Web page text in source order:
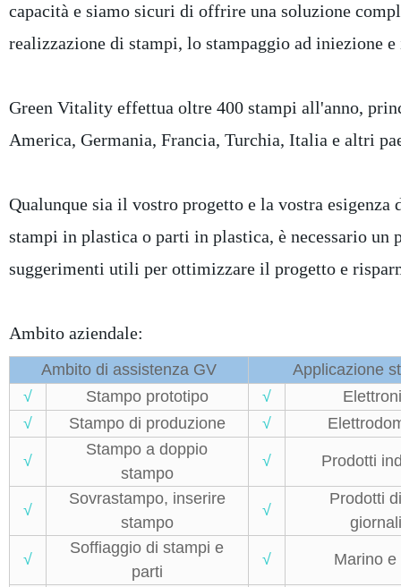
capacità e siamo sicuri di offrire una soluzione
realizzazione di stampi, lo stampaggio ad iniezione
Green Vitality effettua oltre 400 stampi all'anno,
America, Germania, Francia, Turchia, Italia e altri
Qualunque sia il vostro progetto e la vostra
stampi in plastica o parti in plastica, è necessario
suggerimenti utili per ottimizzare il progetto e
Ambito aziendale:
Ambito di assistenza GV
Applicazione
√
Stampo prototipo √
√
Stampo di produzione √
√
Stampo a doppio
stampo
√ Prodotti
√
Sovrastampo, inserire
stampo
√
Prodotti
√
Soffiaggio di stampi e
parti
√ Marino e